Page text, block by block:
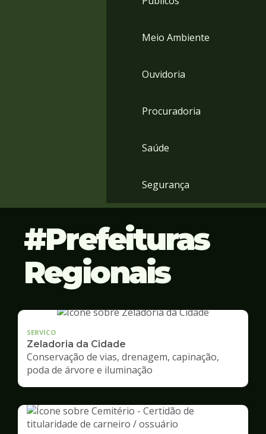
Meio Ambiente
Ouvidoria
Procuradoria
Saúde
Segurança
Prefeituras
Regionais
SERVICO
Zeladoria da Cidade
Conservação de vias, drenagem, capinação,
poda de árvore e iluminação